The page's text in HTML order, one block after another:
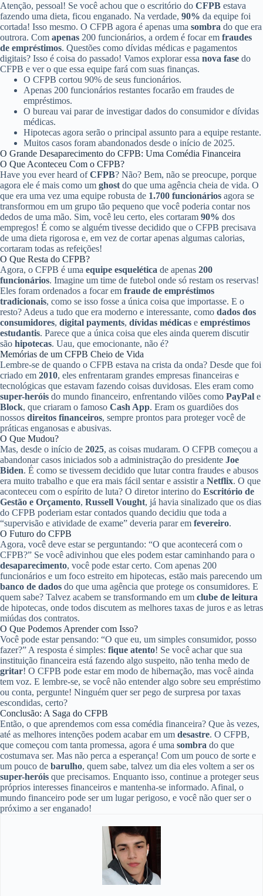
Atenção, pessoal! Se você achou que o escritório do CFPB estava
fazendo uma dieta, ficou enganado. Na verdade, 90% da equipe foi
cortada! Isso mesmo. O CFPB agora é apenas uma sombra do que era
outrora. Com apenas 200 funcionários, a ordem é focar em fraudes
de empréstimos. Questões como dívidas médicas e pagamentos
digitais? Isso é coisa do passado! Vamos explorar essa nova fase do
CFPB e ver o que essa equipe fará com suas finanças.
O CFPB cortou 90% de seus funcionários.
Apenas 200 funcionários restantes focarão em fraudes de
empréstimos.
O bureau vai parar de investigar dados do consumidor e dívidas
médicas.
Hipotecas agora serão o principal assunto para a equipe restante.
Muitos casos foram abandonados desde o início de 2025.
O Grande Desaparecimento do CFPB: Uma Comédia Financeira
O Que Aconteceu Com o CFPB?
Have you ever heard ofCFPB? Não? Bem, não se preocupe, porque
agora ele é mais como um ghost do que uma agência cheia de vida. O
que era uma vez uma equipe robusta de 1.700 funcionários agora se
transformou em um grupo tão pequeno que você poderia contar nos
dedos de uma mão. Sim, você leu certo, eles cortaram 90% dos
empregos! É como se alguém tivesse decidido que o CFPB precisava
de uma dieta rigorosa e, em vez de cortar apenas algumas calorias,
cortaram todas as refeições!
O Que Resta do CFPB?
Agora, o CFPB é uma equipe esquelética de apenas 200
funcionários. Imagine um time de futebol onde só restam os reservas!
Eles foram ordenados a focar em fraude de empréstimos
tradicionais, como se isso fosse a única coisa que importasse. E o
resto? Adeus a tudo que era moderno e interessante, como dados dos
consumidores, digital payments, dívidas médicas e empréstimos
estudantis. Parece que a única coisa que eles ainda querem discutir
são hipotecas. Uau, que emocionante, não é?
Memórias de um CFPB Cheio de Vida
Lembre-se de quando o CFPB estava na crista da onda? Desde que foi
criado em 2010, eles enfrentaram grandes empresas financeiras e
tecnológicas que estavam fazendo coisas duvidosas. Eles eram como
super-heróis do mundo financeiro, enfrentando vilões como PayPal e
Block, que criaram o famoso Cash App. Eram os guardiões dos
nossos direitos financeiros, sempre prontos para proteger você de
práticas enganosas e abusivas.
O Que Mudou?
Mas, desde o início de 2025, as coisas mudaram. O CFPB começou a
abandonar casos iniciados sob a administração do presidente Joe
Biden. É como se tivessem decidido que lutar contra fraudes e abusos
era muito trabalho e que era mais fácil sentar e assistir a Netflix. O que
aconteceu com o espírito de luta? O diretor interino do Escritório de
Gestão e Orçamento, Russell Vought, já havia sinalizado que os dias
do CFPB poderiam estar contados quando decidiu que toda a
“supervisão e atividade de exame” deveria parar em fevereiro.
O Futuro do CFPB
Agora, você deve estar se perguntando: “O que acontecerá com o
CFPB?” Se você adivinhou que eles podem estar caminhando para o
desaparecimento, você pode estar certo. Com apenas 200
funcionários e um foco estreito em hipotecas, estão mais parecendo um
banco de dados do que uma agência que protege os consumidores. E
quem sabe? Talvez acabem se transformando em um clube de leitura
de hipotecas, onde todos discutem as melhores taxas de juros e as letras
miúdas dos contratos.
O Que Podemos Aprender com Isso?
Você pode estar pensando: “O que eu, um simples consumidor, posso
fazer?” A resposta é simples: fique atento! Se você achar que sua
instituição financeira está fazendo algo suspeito, não tenha medo de
gritar! O CFPB pode estar em modo de hibernação, mas você ainda
tem voz. E lembre-se, se você não entender algo sobre seu empréstimo
ou conta, pergunte! Ninguém quer ser pego de surpresa por taxas
escondidas, certo?
Conclusão: A Saga do CFPB
Então, o que aprendemos com essa comédia financeira? Que às vezes,
até as melhores intenções podem acabar em um desastre. O CFPB,
que começou com tanta promessa, agora é uma sombra do que
costumava ser. Mas não perca a esperança! Com um pouco de sorte e
um pouco de barulho, quem sabe, talvez um dia eles voltem a ser os
super-heróis que precisamos. Enquanto isso, continue a proteger seus
próprios interesses financeiros e mantenha-se informado. Afinal, o
mundo financeiro pode ser um lugar perigoso, e você não quer ser o
próximo a ser enganado!